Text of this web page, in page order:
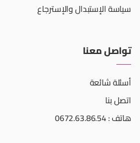
سياسة الإستبدال والإسترجاع
تواصل معنا
أسئلة شائعة
اتصل بنا
هاتف : 0672.63.86.54